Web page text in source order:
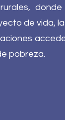
de vida,
pobreza.